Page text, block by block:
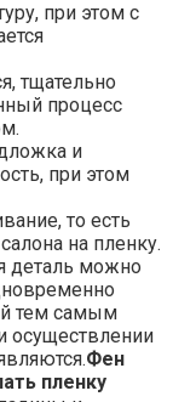
при этом с
тщательно
процесс
и
при этом
то есть
на пленку.
деталь можно
тем самым
осуществлении
Фен
пленку